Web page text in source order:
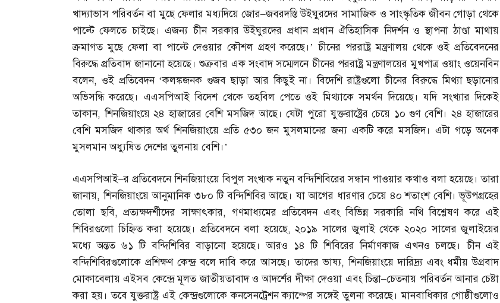
খাদ্যাভাস পরিবর্তন বা মুছে ফেলার মধ্যদিয়ে জোর–জবরদস্তি উইঘুরদের সামাজিক ও সাংস্কৃতিক জীবন গোড়া থেকে
পাল্টে ফেলতে চাইছে। এজন্য চীন সরকার উইঘুরদের প্রধান প্রধান ঐতিহাসিক নিদর্শন ও স্থাপনা ঠাণ্ডা মাথায়
ক্রমাগত মুছে ফেলা বা পাল্টে দেওয়ার কৌশল গ্রহণ করেছে।’ চীনের পররাষ্ট্র মন্ত্রণালয় থেকে ওই প্রতিবেদনের
বিরুদ্ধে প্রতিবাদ জানানো হয়েছে। শুক্রবার এক সংবাদ সম্মেলনে চীনের পররাষ্ট্র মন্ত্রণালয়ের মুখপাত্র ওয়াং ওয়েনবিন
বলেন, ওই প্রতিবেদন ‘কলঙ্কজনক গুজব ছাড়া আর কিছুই না। বিদেশি রাষ্ট্রগুলো চীনের বিরুদ্ধে মিথ্যা ছড়ানোর
অভিসন্ধি করেছে। এএসপিআই বিদেশ থেকে তহবিল পেতে ওই মিথ্যাকে সমর্থন দিয়েছে। যদি সংখ্যার দিকেই
তাকান,শিনজিয়াংয়ে ২৪ হাজারের বেশি মসজিদ আছে। যেটা পুরো যুক্তরাষ্ট্রের চেয়ে ১০ গুণ বেশি। ২৪ হাজারের
বেশি মসজিদ থাকার অর্থ শিনজিয়াংয়ে প্রতি ৫৩০ জন মুসলমানের জন্য একটি করে মসজিদ। এটা গড়ে অনেক
মুসলমান অধ্যুষিত দেশের তুলনায় বেশি।’
এএসপিআই–র প্রতিবেদনে শিনজিয়াংয়ে বিপুল সংখ্যক নতুন বন্দিশিবিরের সন্ধান পাওয়ার কথাও বলা হয়েছে। তারা
জানায়,শিনজিয়াংয়ে আনুমানিক ৩৮০ টি বন্দিশিবির আছে। যা আগের ধারণার চেয়ে ৪০ শতাংশ বেশি। ভূউপগ্রহের
তোলা ছবি,প্রত্যক্ষদর্শীদের সাক্ষাৎকার, গণমাধ্যমের প্রতিবেদন এবং বিভিন্ন সরকারি নথি বিশ্লেষণ করে এই
শিবিরগুলো চিহ্নিত করা হয়েছে। প্রতিবেদনে বলা হয়েছে,২০১৯ সালের জুলাই থেকে ২০২০ সালের জুলাইয়ের
মধ্যে অন্তত ৬১ টি বন্দিশিবির বাড়ানো হয়েছে। আরও ১৪ টি শিবিরের নির্মাণকাজ এখনও চলছে। চীন এই
বন্দিশিবিরগুলোকে প্রশিক্ষণ কেন্দ্র বলে দাবি করে আসছে। তাদের ভাষ্য,শিনজিয়াংয়ে দারিদ্র্য এবং ধর্মীয় উগ্রবাদ
মোকাবেলায় এইসব কেন্দ্রে মূলত জাতীয়তাবাদ ও আদর্শের দীক্ষা দেওয়া এবং চিন্তা–চেতনায় পরিবর্তন আনার চেষ্টা
করা হয়। তবে যুক্তরাষ্ট্র এই কেন্দ্রগুলোকে কনসেনট্রেশন ক্যাম্পের সঙ্গেই তুলনা করেছে। মানবাধিকার গোষ্ঠীগুলোও